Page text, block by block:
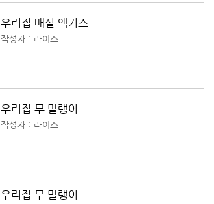
우리집 매실 액기스
작성자 : 라이스
우리집 무 말랭이
작성자 : 라이스
우리집 무 말랭이